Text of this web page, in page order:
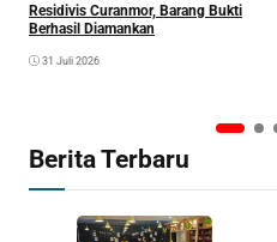
Residivis Curanmor, Barang Bukti
Berhasil Diamankan
31 Juli 2026
Berita Terbaru